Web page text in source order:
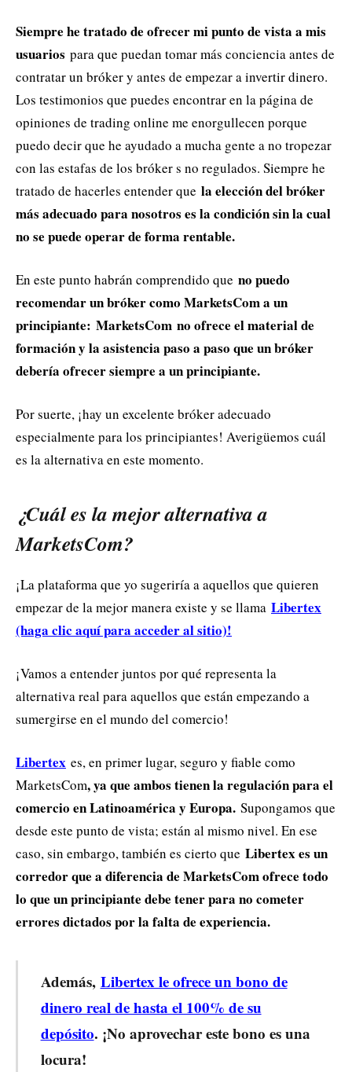
Siempre he tratado de ofrecer mi punto de vista a mis
usuarios para que puedan tomar más conciencia antes de
contratar un bróker y antes de empezar a invertir dinero.
Los testimonios que puedes encontrar en la página de
opiniones de trading online me enorgullecen porque
puedo decir que he ayudado a mucha gente a no tropezar
con las estafas de los bróker s no regulados. Siempre he
tratado de hacerles entender que la elección del bróker
más adecuado para nosotros es la condición sin la cual
no se puede operar de forma rentable.
En este punto habrán comprendido que no puedo
recomendar un bróker como MarketsCom a un
principiante: MarketsCom no ofrece el material de
formación y la asistencia paso a paso que un bróker
debería ofrecer siempre a un principiante.
Por suerte, ¡hay un excelente bróker adecuado
especialmente para los principiantes! Averigüemos cuál
es la alternativa en este momento.
¿Cuál es la mejor alternativa a
MarketsCom?
¡La plataforma que yo sugeriría a aquellos que quieren
empezar de la mejor manera existe y se llama Libertex
(haga clic aquí para acceder al sitio)!
¡Vamos a entender juntos por qué representa la
alternativa real para aquellos que están empezando a
sumergirse en el mundo del comercio!
Libertex es, en primer lugar, seguro y fiable como
MarketsCom, ya que ambos tienen la regulación para el
comercio en Latinoamérica y Europa. Supongamos que
desde este punto de vista; están al mismo nivel. En ese
caso, sin embargo, también es cierto que Libertex es un
corredor que a diferencia de MarketsCom ofrece todo
lo que un principiante debe tener para no cometer
errores dictados por la falta de experiencia.
Además, Libertex le ofrece un bono de
dinero real de hasta el 100% de su
depósito. ¡No aprovechar este bono es una
locura!